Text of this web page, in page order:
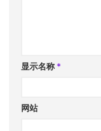
显示名称 *
网站